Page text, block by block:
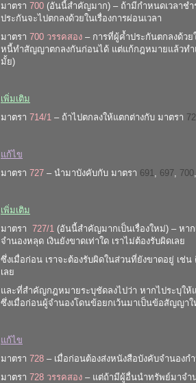
มาตรา 700 (อันนี้สำคัญมาก) – ถ้ามีกำหนดเวลาช
ประกันจะไปตกลงด้วยในเรื่องการผ่อนเวลา
มาตรา 700 วรรคสอง – การที่ผู้ค้ำประกันตกลงด้วย
หนี้ทำสัญญาตกลงกันก่อนได้ แต่แก้กฎหมายแล้วทำ
มั้ย)
เพิ่มเติม
มาตรา 714/1 – ถ้าไปตกลงให้แตกต่างกับ มาตรา
แก้ไข
มาตรา 727 – นำมาบังคับกับ มาตรา 691, 697, 700,
เพิ่มเติม
มาตรา 727/1 (อันนี้สำคัญมากเป็นเรื่องใหม่) – หา
จำนองหลุด เงินยังขาดเท่าใด เราไม่ต้องรับผิดเลย
ซึ่งเมื่อก่อน เราจะต้องรับผิดในส่วนที่ยังขาดอยู่ เช่
เลย
และที่สำคัญกฎหมายระบุชัดลงไปว่า หากไประบุให้
ซึ่งเมื่อก่อนผู้จำนองโดนข้อยกเว้นมาเป็นข้อสัญญา
แก้ไข
มาตรา 728 – เมื่อก่อนต้องส่งหนังสือบังคับจำนอง
มาตรา 728 วรรคสอง – แต่ถ้ามีผู้อื่นนำทรัพย์มาจำ